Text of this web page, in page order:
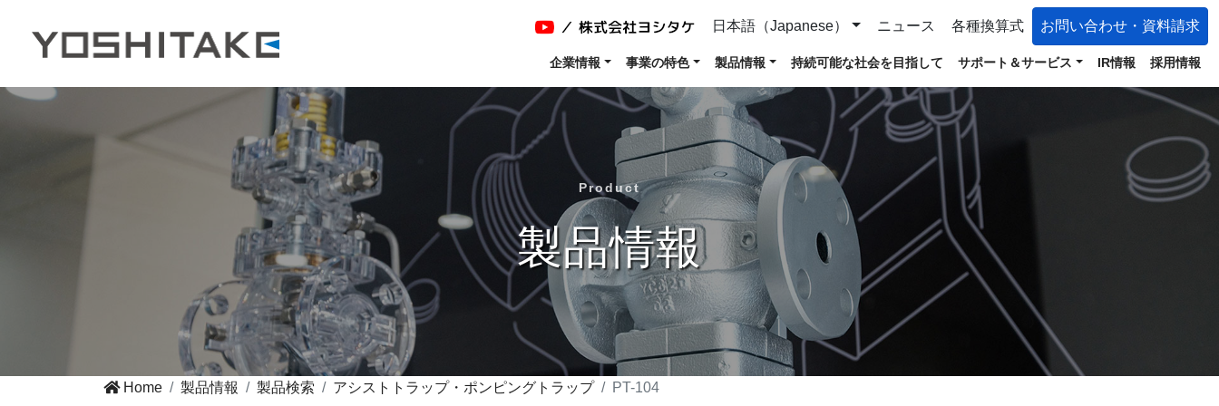
日本語（Japanese） ニュース 各種換算式 お問い合わせ・資料請求
企業情報 事業の特色 製品情報 持続可能な社会を目指して サポート＆サービス IR情報 採用情報
Product
製品情報
Home 製品情報 製品検索 アシストトラップ・ポンピングトラップ PT-104